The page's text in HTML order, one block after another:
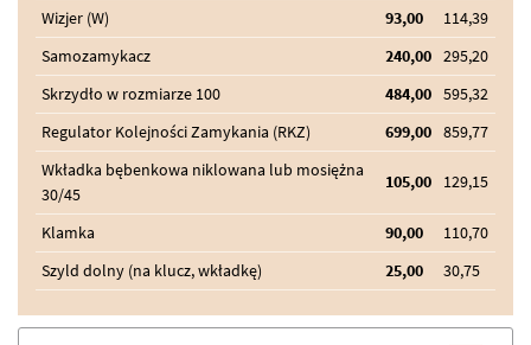
Wizjer (W)
93,00
114,39
Samozamykacz
240,00 295,20
Skrzydło w rozmiarze 100
484,00 595,32
Regulator Kolejności Zamykania (RKZ)
699,00 859,77
Wkładka bębenkowa niklowana lub mosiężna
30/45
105,00 129,15
Klamka 90,00
110,70
Szyld dolny (na klucz, wkładkę)
25,00 30,75